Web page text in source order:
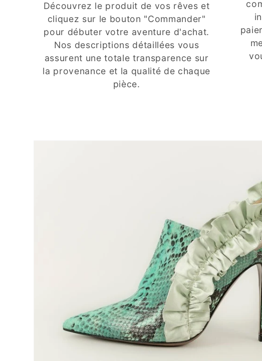
Découvrez le produit de vos rêves et
cliquez sur le bouton "Commander"
pour débuter votre aventure d'achat.
Nos descriptions détaillées vous
assurent une totale transparence sur
la provenance et la qualité de chaque
pièce.